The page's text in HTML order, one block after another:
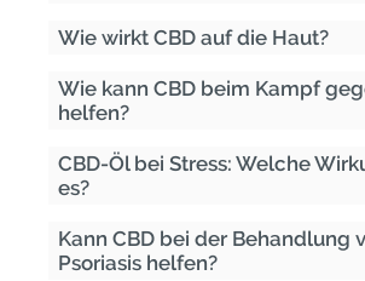
Wie wirkt CBD auf die Haut?
Wie kann CBD beim Kampf
helfen?
CBD-Öl bei Stress: Welche
es?
Kann CBD bei der Behandlung
Psoriasis helfen?